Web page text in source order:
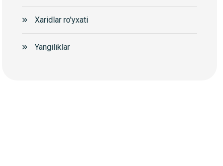
Xaridlar ro'yxati
Yangiliklar